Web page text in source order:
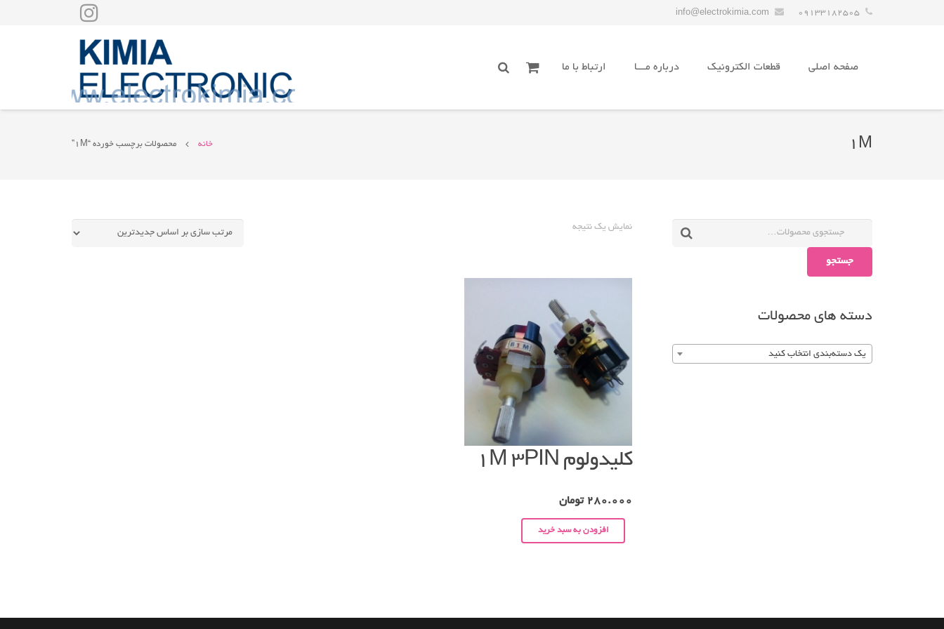
09133182505
info@electrokimia.com
صفحه اصلی قطعات الکترونیک درباره مـــا ارتباط با ما
1M خانه محصولات برچسب خورده “1M”
نمایش یک نتیجه
کلیدولوم ۱M 3PIN
280.000 تومان
افزودن به سبد خرید
جستجو
دسته های محصولات
یک دسته‌بندی انتخاب کنید